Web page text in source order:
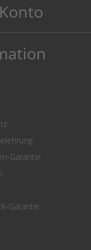
Garantie
Garantie